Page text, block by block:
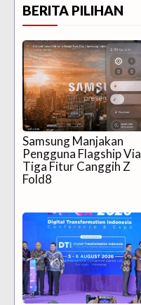
BERITA PILIHAN
Samsung Manjakan
Pengguna Flagship Via
Tiga Fitur Canggih Z
Fold8